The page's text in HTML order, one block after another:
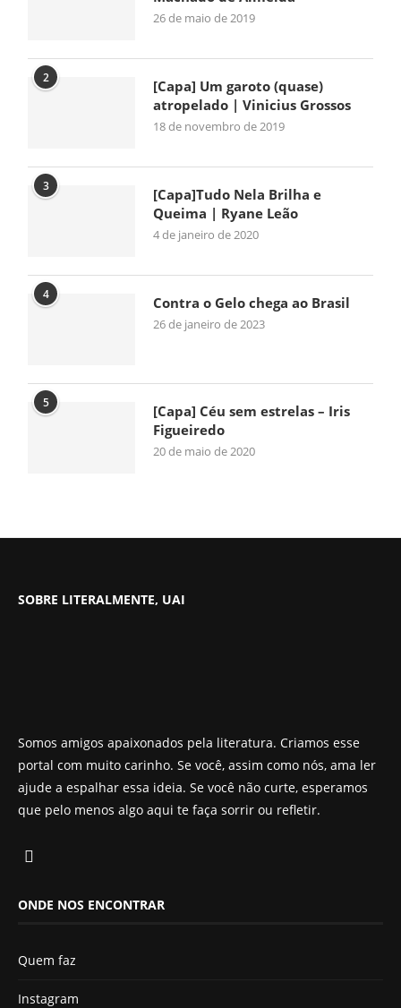
26 de maio de 2019
2
[Capa] Um garoto (quase)
atropelado | Vinicius Grossos
18 de novembro de 2019
3
[Capa]Tudo Nela Brilha e
Queima | Ryane Leão
4 de janeiro de 2020
4 Contra o Gelo chega ao Brasil
26 de janeiro de 2023
5
[Capa] Céu sem estrelas – Iris
Figueiredo
20 de maio de 2020
SOBRE LITERALMENTE, UAI
Somos amigos apaixonados pela literatura. Criamos esse
portal com muito carinho. Se você, assim como nós, ama ler
ajude a espalhar essa ideia. Se você não curte, esperamos
que pelo menos algo aqui te faça sorrir ou refletir.
ONDE NOS ENCONTRAR
Quem faz
Instagram